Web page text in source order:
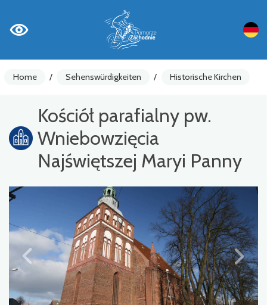
Home / Sehenswürdigkeiten / Historische Kirchen
Kościół parafialny pw.
Wniebowzięcia
Najświętszej Maryi Panny